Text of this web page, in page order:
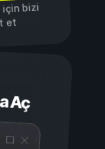
bizi
et
Aç